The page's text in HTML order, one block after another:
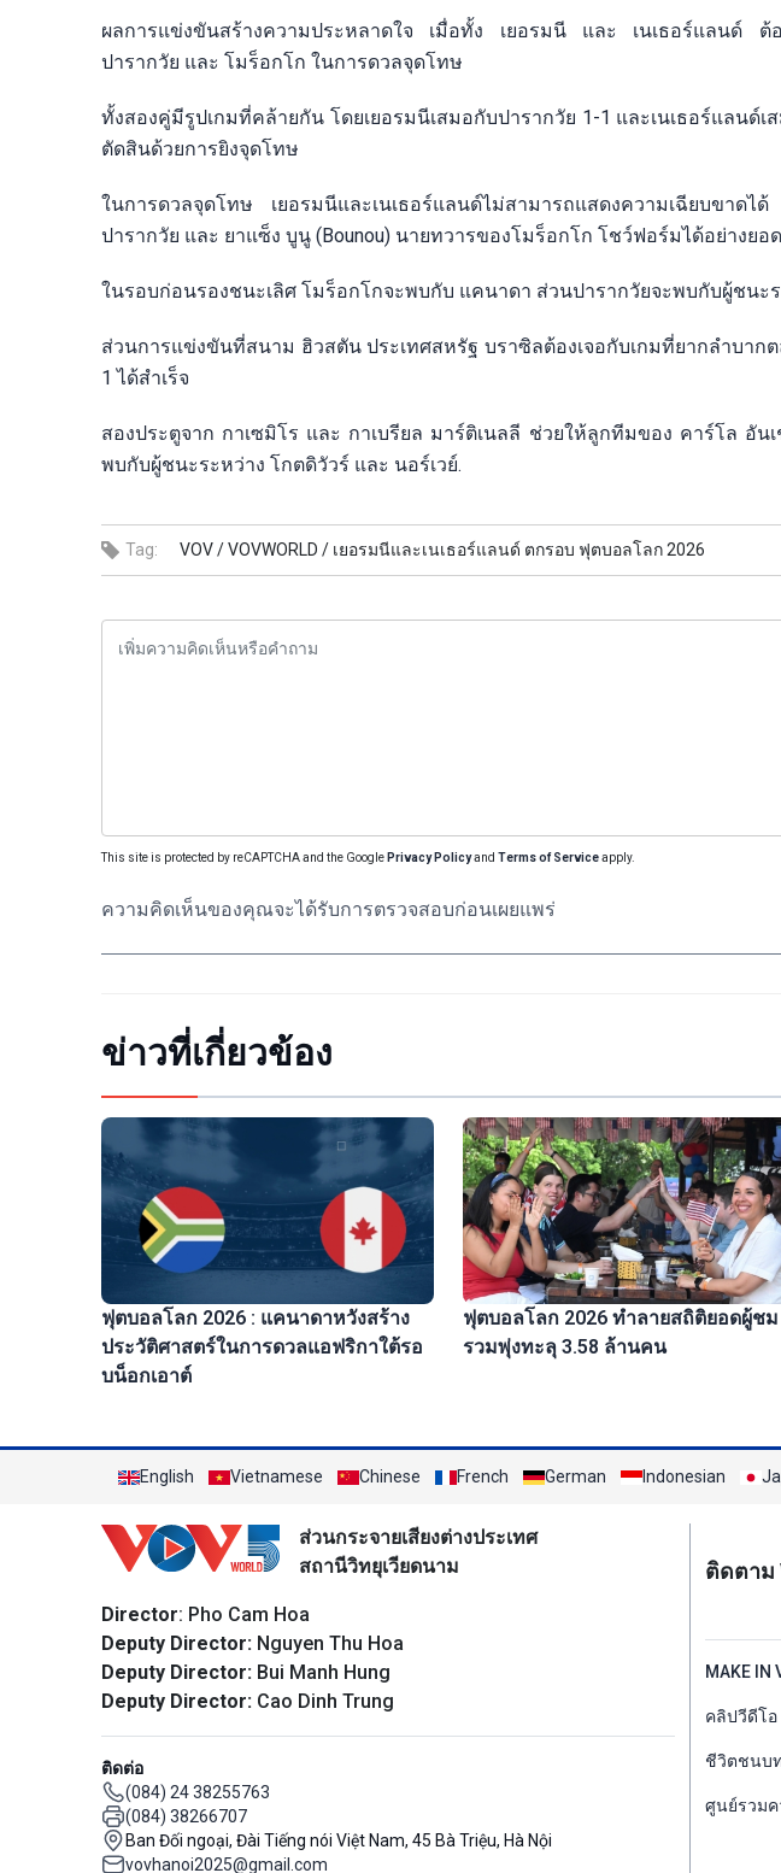
ผลการแข่งขันสร้างความประหลาดใจ เมื่อทั้ง เยอรมนี และ เนเธอร์แลนด์ ต้
ปารากวัย และ โมร็อกโก ในการดวลจุดโทษ
ทั้งสองคู่มีรูปเกมที่คล้ายกัน โดยเยอรมนีเสมอกับปารากวัย 1-1 และเนเธอร์แลนด์
ตัดสินด้วยการยิงจุดโทษ
ในการดวลจุดโทษ เยอรมนีและเนเธอร์แลนด์ไม่สามารถแสดงความเฉียบข
ปารากวัย และ ยาแซ็ง บูนู (Bounou) นายทวารของโมร็อกโก โชว์ฟอร์มได้อย่างย
ในรอบก่อนรองชนะเลิศ โมร็อกโกจะพบกับ แคนาดา ส่วนปารากวัยจะพบกับผู้ชนะร
ส่วนการแข่งขันที่สนาม ฮิวสตัน ประเทศสหรัฐ บราซิลต้องเจอกับเกมที่ยากลำบา
1 ได้สำเร็จ
สองประตูจาก กาเซมิโร และ กาเบรียล มาร์ติเนลลี ช่วยให้ลูกทีมของ คาร์โล อัน
พบกับผู้ชนะระหว่าง โกตดิวัวร์ และ นอร์เวย์.
Tag: VOV /VOVWORLD / เยอรมนีและเนเธอร์แลนด์ ตกรอบ ฟุตบอลโลก 2026
This site is protected by reCAPTCHA and the Google Privacy Policyand Terms of Serviceapply.
ความคิดเห็นของคุณจะได้รับการตรวจสอบก่อนเผยแพร่
ข่าวที่เกี่ยวข้อง
ฟุตบอลโลก 2026 : แคนาดาหวังสร้าง
ประวัติศาสตร์ในการดวลแอฟริกาใต้รอ
บน็อกเอาต์
ฟุตบอลโลก 2026 ทำลายสถิติยอดผู้ชม
รวมพุ่งทะลุ 3.58 ล้านคน
English Vietnamese Chinese French German Indonesian
ส่วนกระจายเสียงต่างประเทศ
สถานีวิทยุเวียดนาม
Director: Pho Cam Hoa
Deputy Director: Nguyen Thu Hoa
Deputy Director: Bui Manh Hung
Deputy Director: Cao Dinh Trung
ติดต่อ
(084) 24 38255763
(084) 38266707
Ban Đối ngoại, Đài Tiếng nói Việt Nam, 45 Bà Triệu, Hà Nội
vovhanoi2025@gmail.com
ติดตาม
MAKE IN
คลิปวีดีโอ
ชีวิตชนบ
ศูนย์รวมค